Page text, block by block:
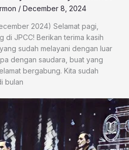
/ December 8, 2024
2024) Selamat pagi,
di JPCC! Berikan terima kasih
sudah melayani dengan luar
dengan saudara, buat yang
bergabung. Kita sudah
bulan